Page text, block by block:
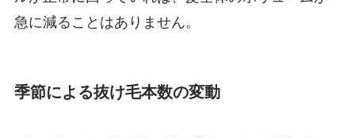
急に減ることはありません。
季節による抜け毛本数の変動